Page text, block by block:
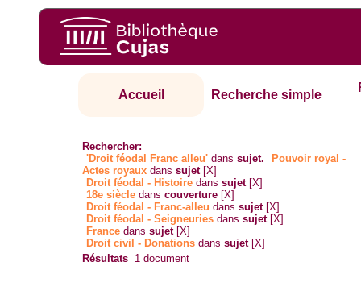
Accueil Recherche simple
Rechercher:
'Droit féodal Franc alleu' danssujet.
Pouvoir royal -
Actes royaux danssujet [X]
Droit féodal - Histoire danssujet [X]
18e siècle danscouverture [X]
Droit féodal - Franc-alleu‎ danssujet [X]
Droit féodal - Seigneuries danssujet [X]
France danssujet [X]
Droit civil - Donations danssujet [X]
Résultats 1 document